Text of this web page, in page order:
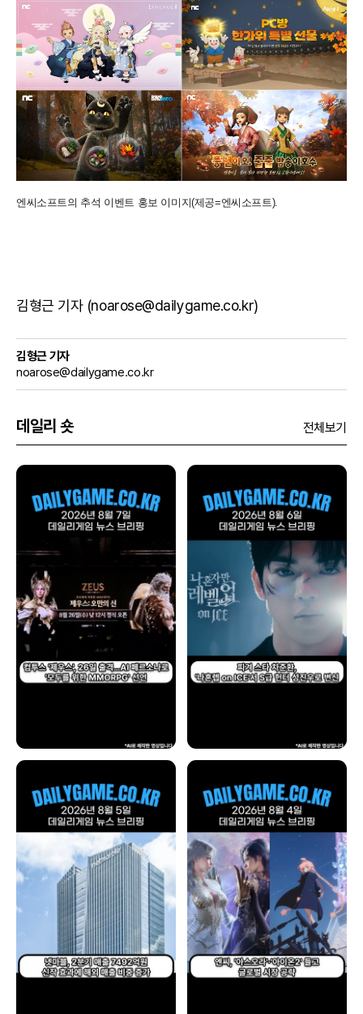
엔씨소프트의 추석 이벤트 홍보 이미지(제공=엔씨소프트).
김형근 기자 (noarose@dailygame.co.kr)
김형근 기자
noarose@dailygame.co.kr
데일리 숏 전체보기